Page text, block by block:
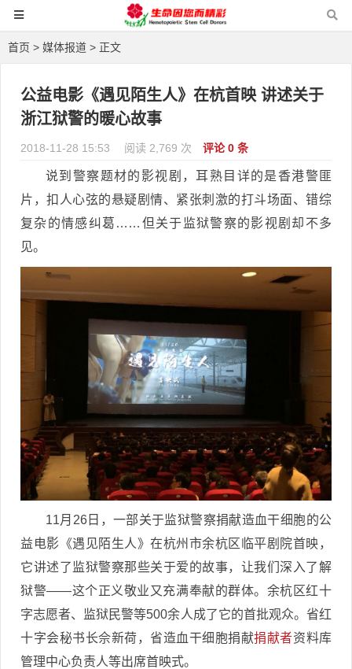
首页 > 媒体报道 > 正文
公益电影《遇见陌生人》在杭首映 讲述关于
浙江狱警的暖心故事
2018-11-28 15:53 阅读 2,769 次 评论 0 条
说到警察题材的影视剧，耳熟目详的是香港警匪
片，扣人心弦的悬疑剧情、紧张刺激的打斗场面、错综
复杂的情感纠葛……但关于监狱警察的影视剧却不多
见。
11月26日，一部关于监狱警察捐献造血干细胞的公
益电影《遇见陌生人》在杭州市余杭区临平剧院首映，
它讲述了监狱警察那些关于爱的故事，让我们深入了解
狱警——这个正义敬业又充满奉献的群体。余杭区红十
字志愿者、监狱民警等500余人成了它的首批观众。省红
十字会秘书长佘新荷，省造血干细胞捐献捐献者资料库
管理中心负责人等出席首映式。